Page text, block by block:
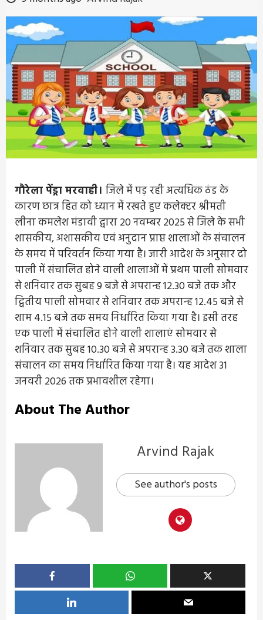
गौरेला पेंड्रा मरवाही। जिले में पड़ रही अत्यधिक ठंड के
कारण छात्र हित को ध्यान में रखते हुए कलेक्टर श्रीमती
लीना कमलेश मंडावी द्वारा 20 नवम्बर 2025 से जिले के सभी
शासकीय, अशासकीय एवं अनुदान प्राप्त शालाओं के संचालन
के समय में परिवर्तन किया गया है। जारी आदेश के अनुसार दो
पाली में संचालित होने वाली शालाओं में प्रथम पाली सोमवार
से शनिवार तक सुबह 9 बजे से अपरान्ह 12.30 बजे तक और
द्वितीय पाली सोमवार से शनिवार तक अपरान्ह 12.45 बजे से
शाम 4.15 बजे तक समय निर्धारित किया गया है। इसी तरह
एक पाली में संचालित होने वाली शालाएं सोमवार से
शनिवार तक सुबह 10.30 बजे से अपरान्ह 3.30 बजे तक शाला
संचालन का समय निर्धारित किया गया है। यह आदेश 31
जनवरी 2026 तक प्रभावशील रहेगा।
About The Author
Arvind Rajak
See author's posts